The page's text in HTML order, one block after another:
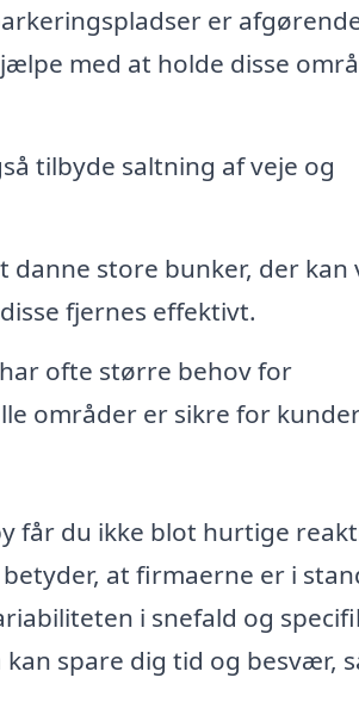
er
med at holde disse
tilbyde saltning af veje og
danne store bunker, der
fjernes effektivt.
ofte større behov for
områder er sikre for
får du ikke blot hurtige
at firmaerne er i
i snefald og
spare dig tid og besvær,